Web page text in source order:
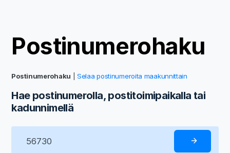
Postinumerohaku
Postinumerohaku |Selaa postinumeroita maakunnittain
Hae postinumerolla, postitoimipaikalla tai
kadunnimellä